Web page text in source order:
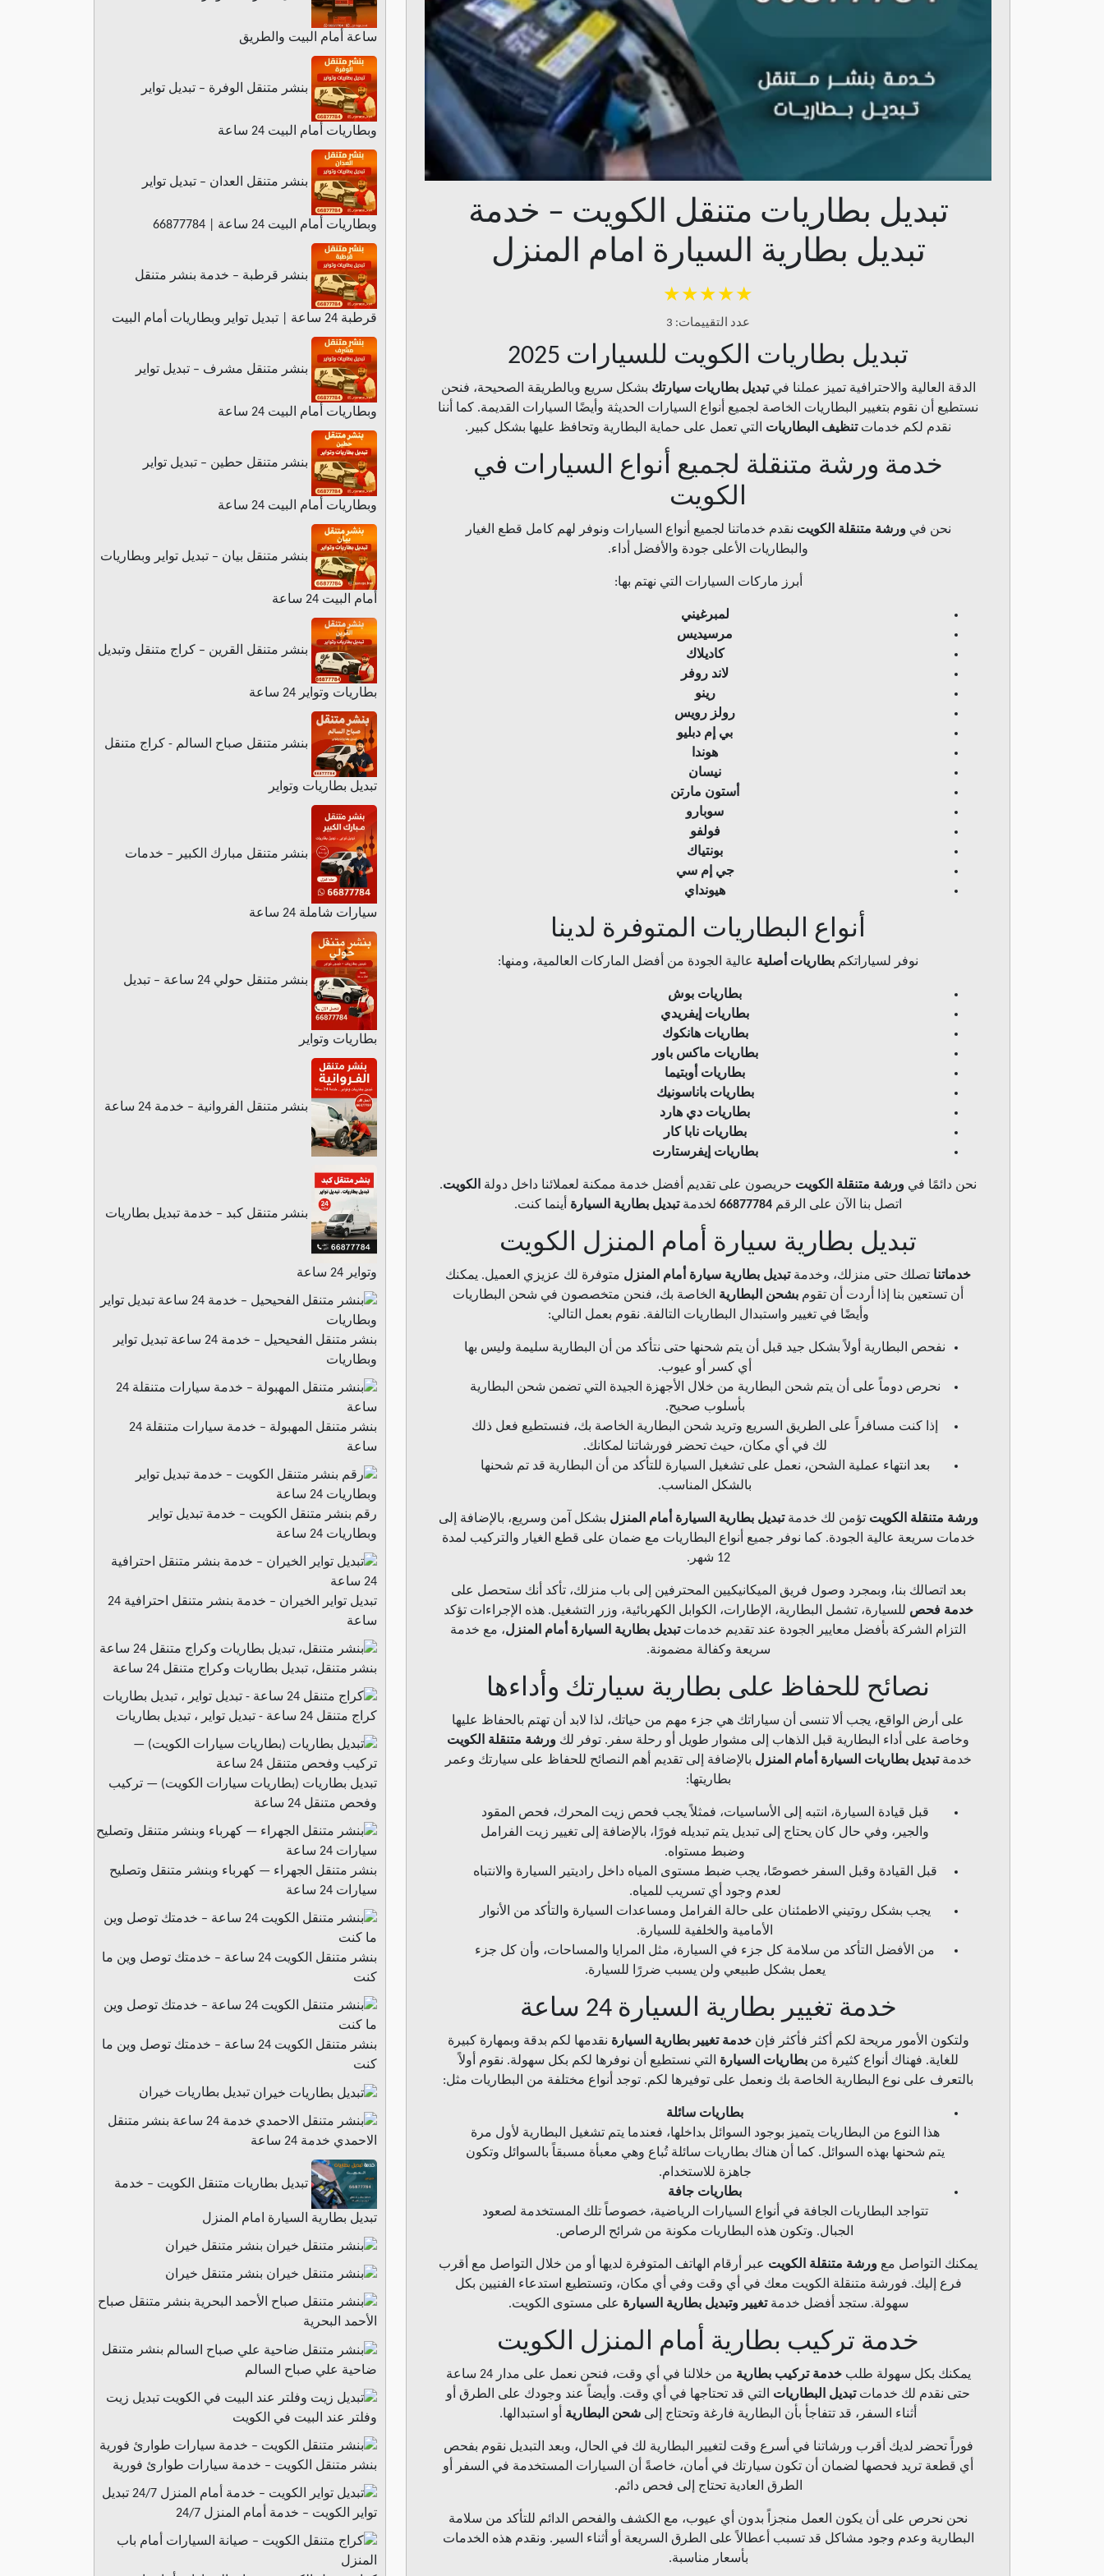
تبديل بطاريات متنقل الكويت – خدمة
تبديل بطارية السيارة امام المنزل
★★★★★
عدد التقييمات: 3
تبديل بطاريات الكويت للسيارات 2025
الدقة العالية والاحترافية تميز عملنا فيتبديل بطاريات سيارتك بشكل سريع وبالطريقة الصحيحة، فنحن
نستطيع أن نقوم بتغيير البطاريات الخاصة لجميع أنواع السيارات الحديثة وأيضًا السيارات القديمة. كما أننا
نقدم لكم خدماتتنظيف البطاريات التي تعمل على حماية البطارية وتحافظ عليها بشكل كبير.
خدمة ورشة متنقلة لجميع أنواع السيارات في
الكويت
نحن فيورشة متنقلة الكويت نقدم خدماتنا لجميع أنواع السيارات ونوفر لهم كامل قطع الغيار
والبطاريات الأعلى جودة والأفضل أداء.
أبرز ماركات السيارات التي نهتم بها:
لمبرغيني
مرسيديس
كاديلاك
لاند روفر
رينو
رولز رويس
بي إم دبليو
هوندا
نيسان
أستون مارتن
سوبارو
فولفو
بونتياك
جي إم سي
هيونداي
أنواع البطاريات المتوفرة لدينا
نوفر لسياراتكم بطاريات أصلية عالية الجودة من أفضل الماركات العالمية، ومنها:
بطاريات بوش
بطاريات إيفريدي
بطاريات هانكوك
بطاريات ماكس باور
بطاريات أوبتيما
بطاريات باناسونيك
بطاريات دي هارد
بطاريات نابا كار
بطاريات إيفرستارت
نحن دائمًا في ورشة متنقلة الكويت حريصون على تقديم أفضل خدمة ممكنة لعملائنا داخل دولة الكويت.
اتصل بنا الآن على الرقم 66877784 لخدمةتبديل بطارية السيارة أينما كنت.
تبديل بطارية سيارة أمام المنزل الكويت
خدماتنا تصلك حتى منزلك، وخدمةتبديل بطارية سيارة أمام المنزل متوفرة لك عزيزي العميل. يمكنك
أن تستعين بنا إذا أردت أن تقوم بشحن البطارية الخاصة بك، فنحن متخصصون في شحن البطاريات
وأيضًا في تغيير واستبدال البطاريات التالفة. نقوم بعمل التالي:
نفحص البطارية أولاً بشكل جيد قبل أن يتم شحنها حتى نتأكد من أن البطارية سليمة وليس بها
أي كسر أو عيوب.
نحرص دوماً على أن يتم شحن البطارية من خلال الأجهزة الجيدة التي تضمن شحن البطارية
بأسلوب صحيح.
إذا كنت مسافراً على الطريق السريع وتريد شحن البطارية الخاصة بك، فنستطيع فعل ذلك
لك في أي مكان، حيث تحضر فورشاتنا لمكانك.
بعد انتهاء عملية الشحن، نعمل على تشغيل السيارة للتأكد من أن البطارية قد تم شحنها
بالشكل المناسب.
ورشة متنقلة الكويت تؤمن لك خدمةتبديل بطارية السيارة أمام المنزل بشكل آمن وسريع، بالإضافة إلى
خدمات سريعة عالية الجودة. كما نوفر جميع أنواع البطاريات مع ضمان على قطع الغيار والتركيب لمدة
12 شهر.
بعد اتصالك بنا، وبمجرد وصول فريق الميكانيكيين المحترفين إلى باب منزلك، تأكد أنك ستحصل على
خدمة فحص للسيارة، تشمل البطارية، الإطارات، الكوابل الكهربائية، وزر التشغيل. هذه الإجراءات تؤكد
التزام الشركة بأفضل معايير الجودة عند تقديم خدماتتبديل بطارية السيارة أمام المنزل، مع خدمة
سريعة وكفالة مضمونة.
نصائح للحفاظ على بطارية سيارتك وأداءها
على أرض الواقع، يجب ألا تنسى أن سياراتك هي جزء مهم من حياتك، لذا لابد أن تهتم بالحفاظ عليها
وخاصة على أداء البطارية قبل الذهاب إلى مشوار طويل أو رحلة سفر. توفر لك ورشة متنقلة الكويت
خدمةتبديل بطاريات السيارة أمام المنزل بالإضافة إلى تقديم أهم النصائح للحفاظ على سيارتك وعمر
بطاريتها:
قبل قيادة السيارة، انتبه إلى الأساسيات، فمثلاً يجب فحص زيت المحرك، فحص المقود
والجير، وفي حال كان يحتاج إلى تبديل يتم تبديله فورًا، بالإضافة إلى تغيير زيت الفرامل
وضبط مستواه.
قبل القيادة وقبل السفر خصوصًا، يجب ضبط مستوى المياه داخل راديتير السيارة والانتباه
لعدم وجود أي تسريب للمياه.
يجب بشكل روتيني الاطمئنان على حالة الفرامل ومساعدات السيارة والتأكد من الأنوار
الأمامية والخلفية للسيارة.
من الأفضل التأكد من سلامة كل جزء في السيارة، مثل المرايا والمساحات، وأن كل جزء
يعمل بشكل طبيعي ولن يسبب ضررًا للسيارة.
خدمة تغيير بطارية السيارة 24 ساعة
ولتكون الأمور مريحة لكم أكثر فأكثر فإنخدمة تغيير بطارية السيارة نقدمها لكم بدقة وبمهارة كبيرة
للغاية. فهناك أنواع كثيرة منبطاريات السيارة التي نستطيع أن نوفرها لكم بكل سهولة. نقوم أولاً
بالتعرف على نوع البطارية الخاصة بك ونعمل على توفيرها لكم. توجد أنواع مختلفة من البطاريات مثل:
بطاريات سائلة
هذا النوع من البطاريات يتميز بوجود السوائل بداخلها، فعندما يتم تشغيل البطارية لأول مرة
يتم شحنها بهذه السوائل. كما أن هناك بطاريات سائلة تُباع وهي معبأة مسبقاً بالسوائل وتكون
جاهزة للاستخدام.
بطاريات جافة
تتواجد البطاريات الجافة في أنواع السيارات الرياضية، خصوصاً تلك المستخدمة لصعود
الجبال. وتكون هذه البطاريات مكونة من شرائح الرصاص.
يمكنك التواصل مع ورشة متنقلة الكويت عبر أرقام الهاتف المتوفرة لديها أو من خلال التواصل مع أقرب
فرع إليك. فورشة متنقلة الكويت معك في أي وقت وفي أي مكان، وتستطيع استدعاء الفنيين بكل
سهولة. ستجد أفضل خدمةتغيير وتبديل بطارية السيارة على مستوى الكويت.
خدمة تركيب بطارية أمام المنزل الكويت
يمكنك بكل سهولة طلبخدمة تركيب بطارية
من خلالنا في أي وقت، فنحن نعمل على مدار 24 ساعة
حتى نقدم لك خدماتتبديل البطاريات التي قد تحتاجها في أي وقت. وأيضاً عند وجودك على الطرق أو
أثناء السفر، قد تتفاجأ بأن البطارية فارغة وتحتاج إلى شحن البطارية أو استبدالها.
فوراً تحضر لديك أقرب ورشاتنا في أسرع وقت لتغيير البطارية لك في الحال، وبعد التبديل نقوم بفحص
أي قطعة تريد فحصها لضمان أن تكون سيارتك في أمان، خاصةً أن السيارات المستخدمة في السفر أو
الطرق العادية تحتاج إلى فحص دائم.
نحن نحرص على أن يكون العمل منجزاً بدون أي عيوب، مع الكشف والفحص الدائم للتأكد من سلامة
البطارية وعدم وجود مشاكل قد تسبب أعطالاً على الطرق السريعة أو أثناء السير. ونقدم هذه الخدمات
بأسعار مناسبة.
ساعة أمام البيت والطريق
بنشر متنقل الوفرة – تبديل تواير
وبطاريات أمام البيت 24 ساعة
بنشر متنقل العدان – تبديل تواير
وبطاريات أمام البيت 24 ساعة | 66877784
بنشر قرطبة – خدمة بنشر متنقل
قرطبة 24 ساعة | تبديل تواير وبطاريات أمام البيت
بنشر متنقل مشرف – تبديل تواير
وبطاريات أمام البيت 24 ساعة
بنشر متنقل حطين – تبديل تواير
وبطاريات أمام البيت 24 ساعة
بنشر متنقل بيان – تبديل تواير وبطاريات
أمام البيت 24 ساعة
بنشر متنقل القرين – كراج متنقل وتبديل
بطاريات وتواير 24 ساعة
بنشر متنقل صباح السالم - كراج متنقل
تبديل بطاريات وتواير
بنشر متنقل مبارك الكبير – خدمات
سيارات شاملة 24 ساعة
بنشر متنقل حولي 24 ساعة – تبديل
بطاريات وتواير
بنشر متنقل الفروانية – خدمة 24 ساعة
بنشر متنقل كبد – خدمة تبديل بطاريات
وتواير 24 ساعة
بنشر متنقل الفحيحيل – خدمة 24 ساعة تبديل تواير
وبطاريات
بنشر متنقل المهبولة – خدمة سيارات متنقلة 24
ساعة
رقم بنشر متنقل الكويت – خدمة تبديل تواير
وبطاريات 24 ساعة
تبديل تواير الخيران – خدمة بنشر متنقل احترافية 24
ساعة
بنشر متنقل، تبديل بطاريات وكراج متنقل 24 ساعة
كراج متنقل 24 ساعة - تبديل تواير ، تبديل بطاريات
تبديل بطاريات (بطاريات سيارات الكويت) — تركيب
وفحص متنقل 24 ساعة
بنشر متنقل الجهراء — كهرباء وبنشر متنقل وتصليح
سيارات 24 ساعة
بنشر متنقل الكويت 24 ساعة – خدمتك توصل وين ما
كنت
بنشر متنقل الكويت 24 ساعة – خدمتك توصل وين ما
كنت
تبديل بطاريات خيران
بنشر متنقل
الاحمدي خدمة 24 ساعة
تبديل بطاريات متنقل الكويت – خدمة
تبديل بطارية السيارة امام المنزل
بنشر متنقل خيران
بنشر متنقل خيران
بنشر متنقل صباح
الأحمد البحرية
بنشر متنقل
ضاحية علي صباح السالم
تبديل زيت
وفلتر عند البيت في الكويت
بنشر متنقل الكويت – خدمة سيارات طوارئ فورية
تبديل
تواير الكويت – خدمة أمام المنزل 24/7